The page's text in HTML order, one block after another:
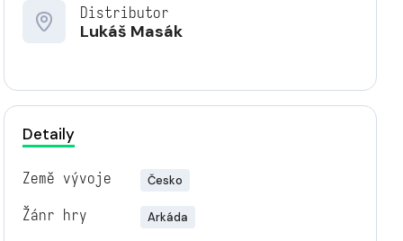
Distributor
Lukáš Masák
Detaily
Země vývoje Česko
Žánr hry Arkáda